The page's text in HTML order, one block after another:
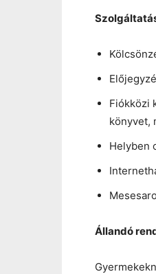
Fiókközi
könyvet,
Helyben
Állandó